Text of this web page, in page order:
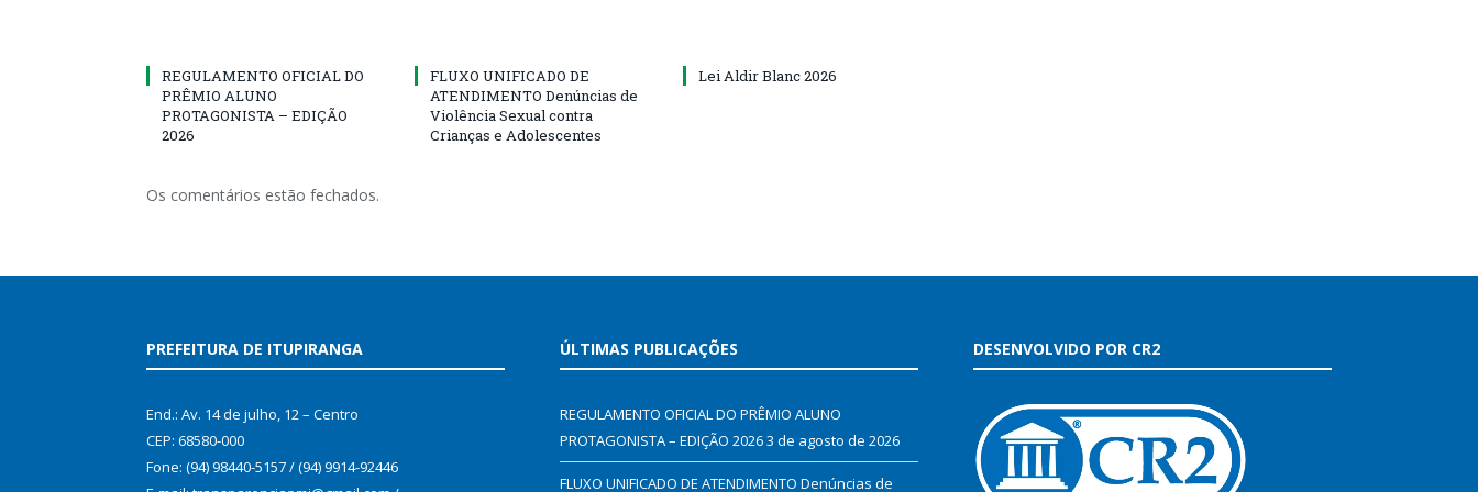
REGULAMENTO OFICIAL DO
PRÊMIO ALUNO
PROTAGONISTA – EDIÇÃO
2026
FLUXO UNIFICADO DE
ATENDIMENTO Denúncias de
Violência Sexual contra
Crianças e Adolescentes
Lei Aldir Blanc 2026
Os comentários estão fechados.
PREFEITURA DE ITUPIRANGA
End.: Av. 14 de julho, 12 – Centro
CEP: 68580-000
Fone: (94) 98440-5157 / (94) 9914-92446
ÚLTIMAS PUBLICAÇÕES
REGULAMENTO OFICIAL DO PRÊMIO ALUNO
PROTAGONISTA – EDIÇÃO 20263 de agosto de 2026
FLUXO UNIFICADO DE ATENDIMENTO Denúncias de
DESENVOLVIDO POR CR2